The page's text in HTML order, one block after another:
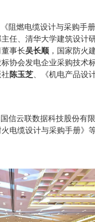
阻燃电缆设计与采购
任、清华大学建筑设计
事长吴长顺 ，国家防火
协会发电企业采购技术
陈玉芝 、《机电产品设
云联数据科技股份有
缆设计与采购手册